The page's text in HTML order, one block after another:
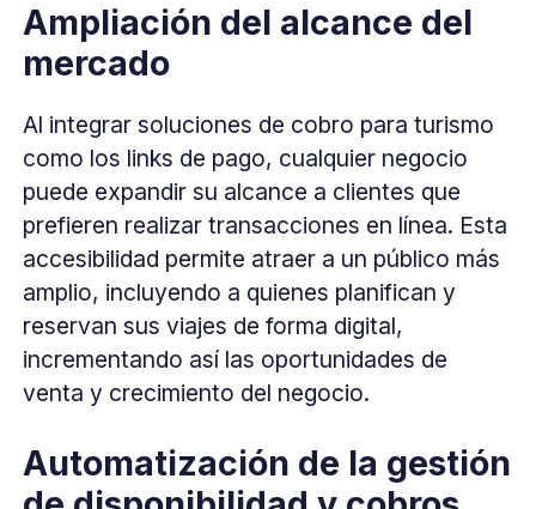
Ampliación del alcance del
mercado
Al integrar soluciones de cobro para turismo
como los links de pago, cualquier negocio
puede expandir su alcance a clientes que
prefieren realizar transacciones en línea. Esta
accesibilidad permite atraer a un público más
amplio, incluyendo a quienes planifican y
reservan sus viajes de forma digital,
incrementando así las oportunidades de
venta y crecimiento del negocio.
Automatización de la gestión